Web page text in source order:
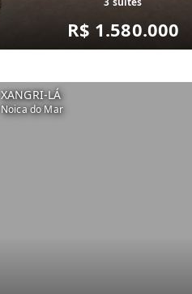
R$ 1.580.000
XANGRI-LÁ
Noica do Mar